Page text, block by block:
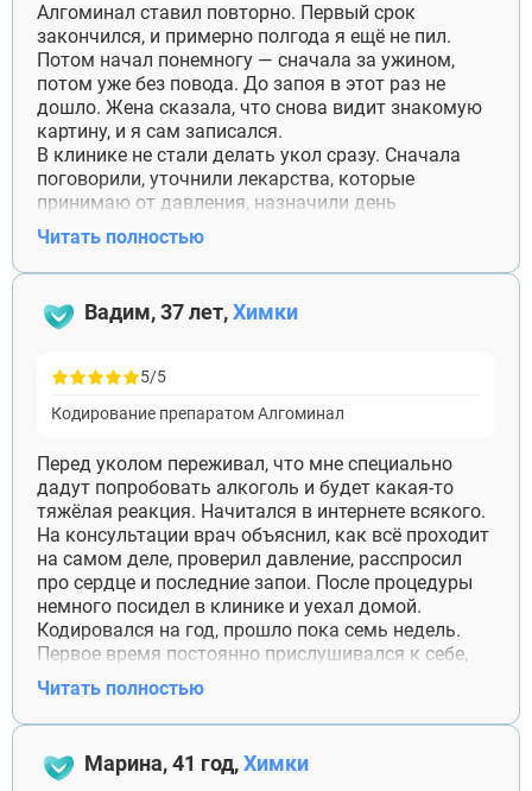
Алгоминал ставил повторно. Первый срок
закончился, и примерно полгода я ещё не пил.
Потом начал понемногу — сначала за ужином,
потом уже без повода. До запоя в этот раз не
дошло. Жена сказала, что снова видит знакомую
картину, и я сам записался.
В клинике не стали делать укол сразу. Сначала
поговорили, уточнили лекарства, которые
принимаю от давления, назначили день
процедуры. Всё прошло спокойно. Сейчас идёт
четвёртый месяц. Иногда тянет выпить, особенно
после работы, но проверять препарат на себе
«Как вы опять до этого дошли?» Просто помогли
Читать полностью
Вадим, 37 лет,Химки
5/5
Кодирование препаратом Алгоминал
Перед уколом переживал, что мне специально
дадут попробовать алкоголь и будет какая-то
тяжёлая реакция. Начитался в интернете всякого.
На консультации врач объяснил, как всё проходит
на самом деле, проверил давление, расспросил
про сердце и последние запои. После процедуры
немного посидел в клинике и уехал домой.
Кодировался на год, прошло пока семь недель.
Первое время постоянно прислушивался к себе,
сейчас уже спокойнее. Отдельное спасибо врачу
за нормальные ответы без запугивания.
Читать полностью
Марина, 41 год,Химки